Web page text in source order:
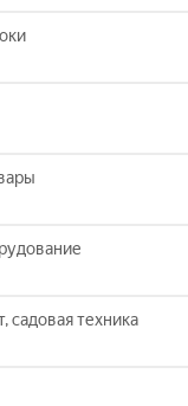
садовая техника